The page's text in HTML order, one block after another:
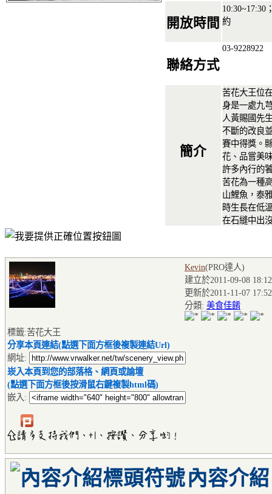
開放時間
10:30~17:30
約
聯絡方式
03-9228922
簡介
苦花大王位
身是一處九
人黃賜國先
不斷的改良
賽中得獎。
花、品嘗美
許多內行的
苦花為一種
山鯉魚，泰
時生長在低
在石縫中出
Kevin(PRO達人)
建立於2011-09-08
更新於2011-11-07
分類: 美食佳餚
標籤:苦花大王
分享本頁連結(點選下面方框後複製連結Url)
網址:
崁入本頁到您的部落格、網頁或論壇
(點選下面方框後按滑鼠右鍵複製html碼)
嵌入:
內容介紹